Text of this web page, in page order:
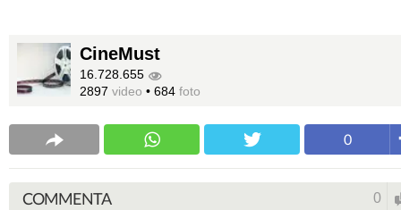
CineMust
16.728.655
2897 video • 684 foto
0
COMMENTA 0